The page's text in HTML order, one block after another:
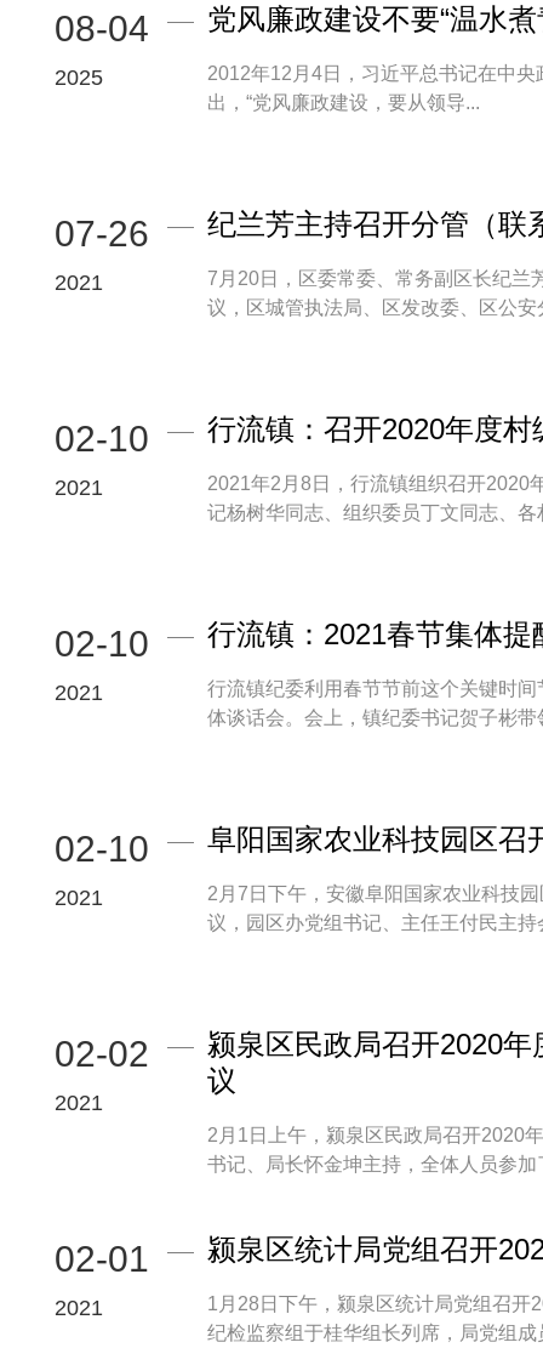
08-04
2025
党风廉政建设不要“温水煮
2012年12月4日，习近平总书记在中
出，“党风廉政建设，要从领导...
07-26
2021
纪兰芳主持召开分管（联
7月20日，区委常委、常务副区长纪兰
议，区城管执法局、区发改委、区公安
02-10
2021
行流镇：召开2020年度
2021年2月8日，行流镇组织召开2020
记杨树华同志、组织委员丁文同志、各
02-10
2021
行流镇：2021春节集体
行流镇纪委利用春节节前这个关键时
体谈话会。会上，镇纪委书记贺子彬带
02-10
2021
阜阳国家农业科技园区召
2月7日下午，安徽阜阳国家农业科技
议，园区办党组书记、主任王付民主持
02-02
2021
颍泉区民政局召开2020
议
2月1日上午，颍泉区民政局召开2020
书记、局长怀金坤主持，全体人员参加
02-01
2021
颍泉区统计局党组召开
1月28日下午，颍泉区统计局党组召开
纪检监察组于桂华组长列席，局党组成